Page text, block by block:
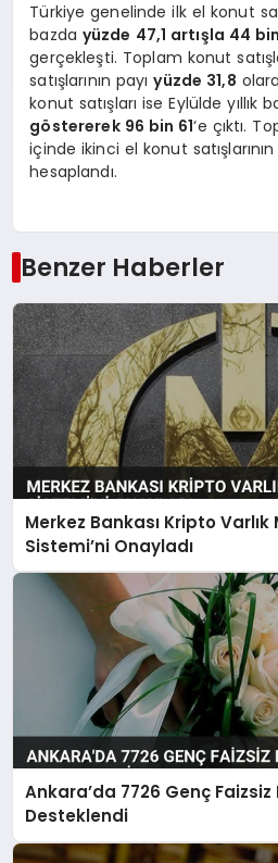
Türkiye genelinde ilk el konut
bazda yüzde 47,1 artışla 44
gerçekleşti. Toplam konut
satışlarının payıyüzde 31,8
konut satışları ise Eylülde yıllık
göstererek 96 bin 61‘e çıktı.
içinde ikinci el konut satışlarının
hesaplandı.
Benzer Haberler
Merkez Bankası Kripto Varlık
Sistemi’ni Onayladı
Ankara’da 7726 Genç
Desteklendi